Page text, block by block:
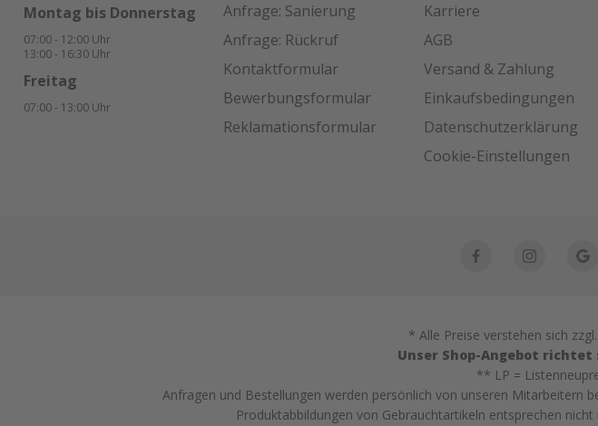
Montag bis Donnerstag
07:00 - 12:00 Uhr
13:00 - 16:30 Uhr
Freitag
07:00 - 13:00 Uhr
Anfrage: Sanierung
Anfrage: Rückruf
Kontaktformular
Bewerbungsformular
Reklamationsformular
Karriere
AGB
Versand & Zahlung
Einkaufsbedingungen
Datenschutzerklärung
Cookie-Einstellungen
* Alle Preise verstehen sich
Unser Shop-Angebot
** LP =
Anfragen und Bestellungen werden persönlich von unseren Mitarbeitern
Produktabbildungen von Gebrauchtartikeln entsprechen